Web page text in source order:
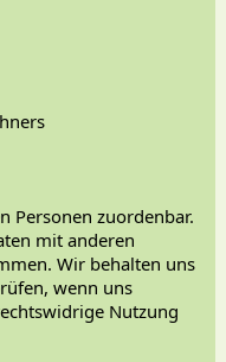
Personen zuordenbar.
mit anderen
Wir behalten uns
wenn uns
Nutzung